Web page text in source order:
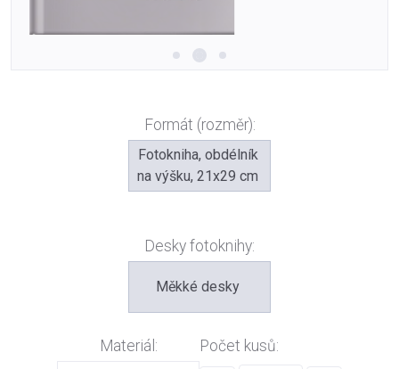
Formát (rozměr):
Fotokniha, obdélník
na výšku, 21x29 cm
Desky fotoknihy:
Měkké desky
Materiál: Počet kusů: